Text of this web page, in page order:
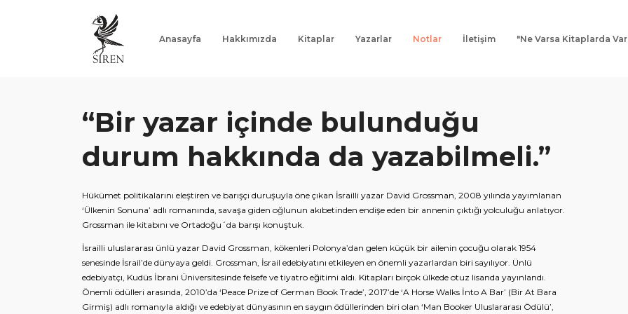
Anasayfa Hakkımızda Kitaplar Yazarlar Notlar İletişim "Ne Varsa Kitaplarda
"Ne Varsa Kitaplarda Var"
“Bir yazar içinde bulunduğu
durum hakkında da yazabilmeli.”
Hükümet politikalarını eleştiren ve barışçı duruşuyla öne çıkan İsrailli yazar David Grossman, 2008 yılında yayımlanan
‘Ülkenin Sonuna’ adlı romanında, savaşa giden oğlunun akıbetinden endişe eden bir annenin çıktığı yolculuğu anlatıyor.
Grossman ile kitabını ve Ortadoğu´da barışı konuştuk.
İsrailli uluslararası ünlü yazar David Grossman, kökenleri Polonya’dan gelen küçük bir ailenin çocuğu olarak 1954
senesinde İsrail’de dünyaya geldi. Grossman, İsrail edebiyatını etkileyen en önemli yazarlardan biri sayılıyor. Ünlü
edebiyatçı, Kudüs İbrani Üniversitesinde felsefe ve tiyatro eğitimi aldı. Kitapları birçok ülkede otuz lisanda yayınlandı.
Önemli ödülleri arasında, 2010’da ‘Peace Prize of German Book Trade’, 2017’de ‘A Horse Walks İnto A Bar’ (Bir At Bara
Girmiş) adlı romanıyla aldığı ve edebiyat dünyasının en saygın ödüllerinden biri olan ‘Man Booker Uluslararası Ödülü’,